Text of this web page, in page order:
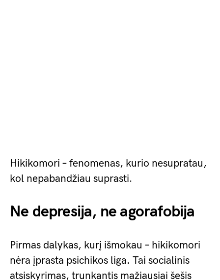
Hikikomori – fenomenas, kurio nesupratau,
kol nepabandžiau suprasti.
Ne depresija, ne agorafobija
Pirmas dalykas, kurį išmokau – hikikomori
nėra įprasta psichikos liga. Tai socialinis
atsiskyrimas, trunkantis mažiausiai šešis